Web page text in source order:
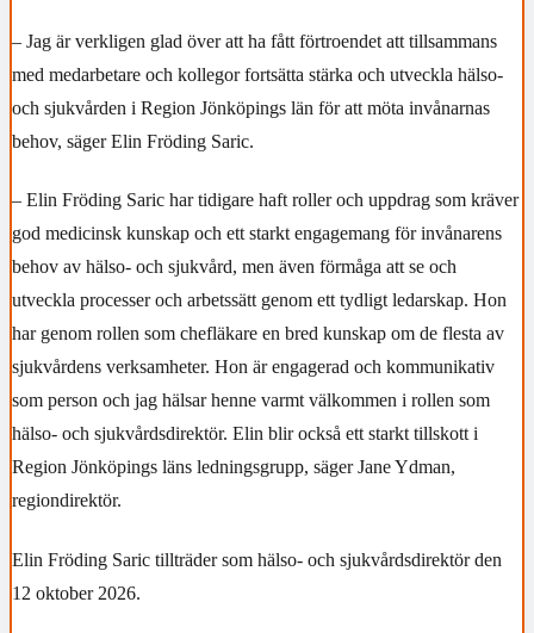
– Jag är verkligen glad över att ha fått förtroendet att tillsammans
med medarbetare och kollegor fortsätta stärka och utveckla hälso-
och sjukvården i Region Jönköpings län för att möta invånarnas
behov, säger Elin Fröding Saric.
– Elin Fröding Saric har tidigare haft roller och uppdrag som kräver
god medicinsk kunskap och ett starkt engagemang för invånarens
behov av hälso- och sjukvård, men även förmåga att se och
utveckla processer och arbetssätt genom ett tydligt ledarskap. Hon
har genom rollen som chefläkare en bred kunskap om de flesta av
sjukvårdens verksamheter. Hon är engagerad och kommunikativ
som person och jag hälsar henne varmt välkommen i rollen som
hälso- och sjukvårdsdirektör. Elin blir också ett starkt tillskott i
Region Jönköpings läns ledningsgrupp, säger Jane Ydman,
regiondirektör.
Elin Fröding Saric tillträder som hälso- och sjukvårdsdirektör den
12 oktober 2026.